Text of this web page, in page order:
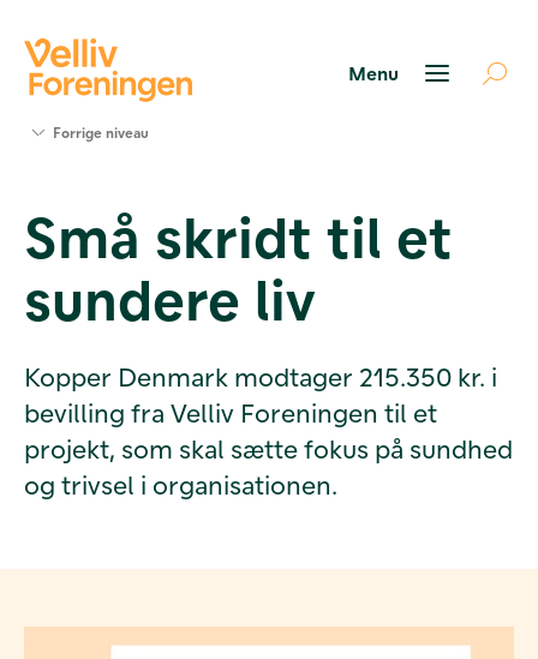
Værktøjer
og viden
Foreningen
Forrige niveau
Små skridt til et
sundere liv
Kopper Denmark modtager 215.350 kr. i
bevilling fra Velliv Foreningen til et
projekt, som skal sætte fokus på sundhed
og trivsel i organisationen.